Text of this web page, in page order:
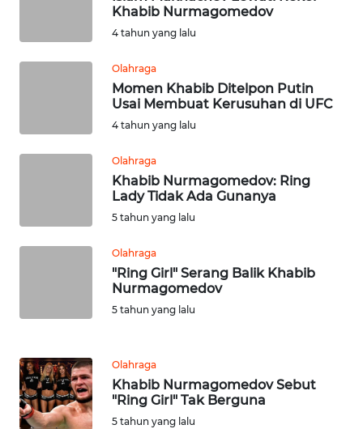
Khabib Nurmagomedov
4 tahun yang lalu
Olahraga
Momen Khabib Ditelpon Putin
Usai Membuat Kerusuhan di UFC
4 tahun yang lalu
Olahraga
Khabib Nurmagomedov: Ring
Lady Tidak Ada Gunanya
5 tahun yang lalu
Olahraga
"Ring Girl" Serang Balik Khabib
Nurmagomedov
5 tahun yang lalu
Olahraga
Khabib Nurmagomedov Sebut
"Ring Girl" Tak Berguna
5 tahun yang lalu
WN
WN
WN
JAMBI